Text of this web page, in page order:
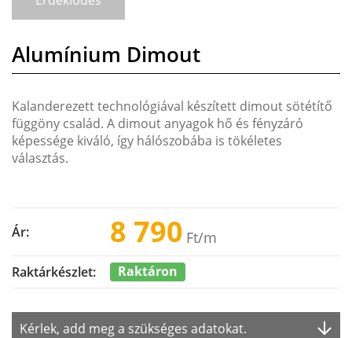
Alumínium Dimout
Kalanderezett technológiával készített dimout sötétítő
függöny család. A dimout anyagok hő és fényzáró
képessége kiváló, így hálószobába is tökéletes
választás.
Ár: 8 790 Ft/m
Raktárkészlet: Raktáron
Kérlek, add meg a szükséges adatokat.